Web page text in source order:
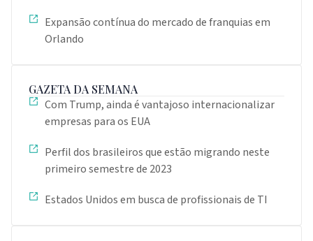
Expansão contínua do mercado de franquias em
Orlando
GAZETA DA SEMANA
Com Trump, ainda é vantajoso internacionalizar
empresas para os EUA
Perfil dos brasileiros que estão migrando neste
primeiro semestre de 2023
Estados Unidos em busca de profissionais de TI